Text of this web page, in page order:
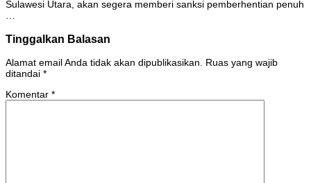
Sulawesi Utara, akan segera memberi sanksi pemberhentian penuh
…
Tinggalkan Balasan
Alamat email Anda tidak akan dipublikasikan.
Ruas yang wajib
ditandai *
Komentar *